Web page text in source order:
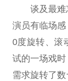
谈及最
演员有临场
0度旋转、滚
试的一场戏
需求旋转了